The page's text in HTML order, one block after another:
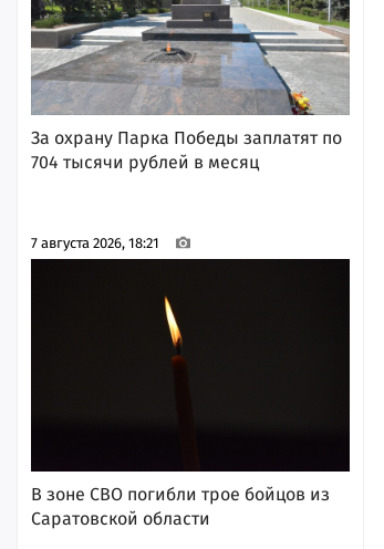
За охрану Парка Победы заплатят по
704 тысячи рублей в месяц
7 августа 2026, 18:21
В зоне СВО погибли трое бойцов из
Саратовской области